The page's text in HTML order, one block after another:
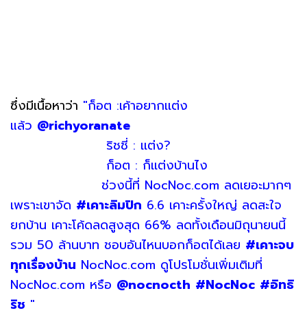
ซึ่งมีเนื้อหาว่า "ก็อต :เค้าอยากเเต่ง
แล้ว @richyoranate
ริชชี่ : เเต่ง?
ก็อต : ก็เเต่งบ้านไง
ช่วงนี้ที่ NocNoc.com ลดเยอะมากๆ
เพราะเขาจัด #เคาะลิมปิก 6.6 เคาะครั้งใหญ่ ลดสะใจ
ยกบ้าน เคาะโค้ดลดสูงสุด 66% ลดทั้งเดือนมิถุนายนนี้
รวม 50 ล้านบาท ชอบอันไหนบอกก็อตได้เลย #เคาะจบ
ทุกเรื่องบ้าน NocNoc.com ดูโปรโมชั่นเพิ่มเติมที่
NocNoc.com หรือ @nocnocth #NocNoc #อิทธิ
ริช "